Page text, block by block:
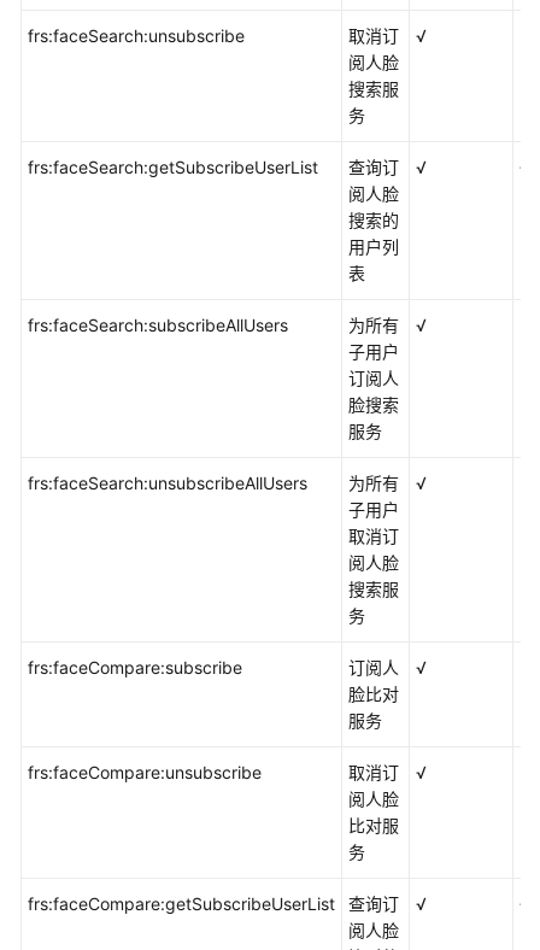
理
理
组
权
户
证
frs:faceSearch:unsubscribe
取消订
阅人脸
搜索服
务
√
frs:faceSearch:getSubscribeUserList
查询订
阅人脸
搜索的
用户列
表
√ √
frs:faceSearch:subscribeAllUsers
为所有
子用户
订阅人
脸搜索
服务
√
frs:faceSearch:unsubscribeAllUsers
为所有
子用户
取消订
阅人脸
搜索服
务
√
frs:faceCompare:subscribe
订阅人
脸比对
服务
√
frs:faceCompare:unsubscribe
取消订
阅人脸
比对服
务
√
frs:faceCompare:getSubscribeUserList
查询订
阅人脸
√ √